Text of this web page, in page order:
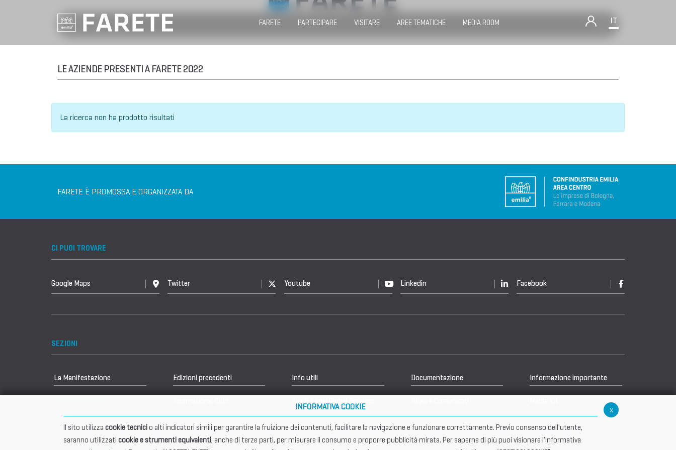
FARETE PARTECIPARE VISITARE AREE TEMATICHE MEDIA ROOM IT
LE AZIENDE PRESENTI A FARETE 2022
La ricerca non ha prodotto risultati
FARETE È PROMOSSA E ORGANIZZATA DA
CI PUOI TROVARE
Google Maps Twitter Youtube Linkedin Facebook
SEZIONI
La Manifestazione Edizioni precedenti Info utili Documentazione Informazione importante
x
INFORMATIVA COOKIE
Il sito utilizza cookie tecnici o alti indicatori simili per garantire la fruizione dei contenuti, facilitare la navigazione e funzionare correttamente. Previo consenso dell'utente,
saranno utilizzati cookie e strumenti equivalenti, anche di terze parti, per misurare il consumo e proporre pubblicità mirata. Per saperne di più puoi visionare l'informativa